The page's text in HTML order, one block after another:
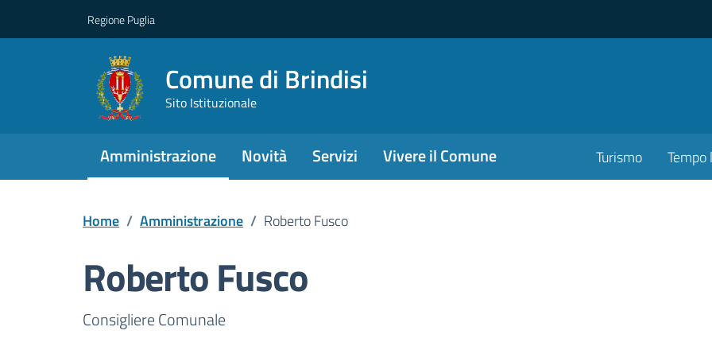
Regione Puglia
Comune di Brindisi
Sito Istituzionale
Amministrazione Novità Servizi Vivere il Comune Turismo Tempo
Home / Amministrazione / Roberto Fusco
Roberto Fusco
Dettagli della persona pubblica
Consigliere Comunale